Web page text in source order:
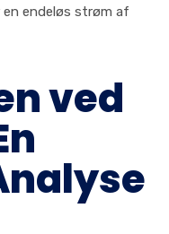
endeløs strøm af
ved